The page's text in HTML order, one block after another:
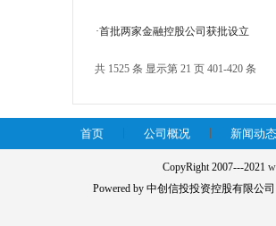
·首批两家金融控股公司获批设立
共 1525 条 显示第 21 页 401-420 条
首页 公司概况 新闻动态
CopyRight 2007---2021
Powered by 中创信投投资控股有限公